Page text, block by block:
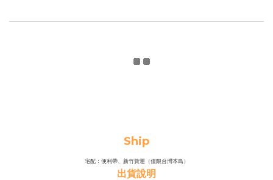
Ship
宅配：便利帶、新竹貨運（僅限台灣本島）
出貨說明